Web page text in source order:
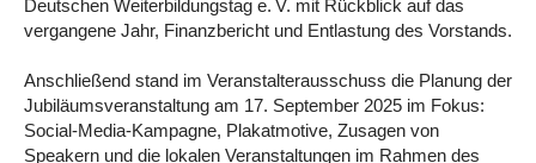
Deutschen Weiterbildungstag e. V. mit Rückblick auf das
vergangene Jahr, Finanzbericht und Entlastung des Vorstands.
Anschließend stand im Veranstalterausschuss die Planung der
Jubiläumsveranstaltung am 17. September 2025 im Fokus:
Social-Media-Kampagne, Plakatmotive, Zusagen von
Speakern und die lokalen Veranstaltungen im Rahmen des